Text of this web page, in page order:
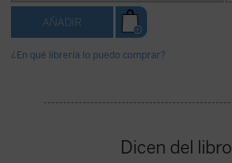
¿En qué librería lo puedo comprar?
Dicen del libro